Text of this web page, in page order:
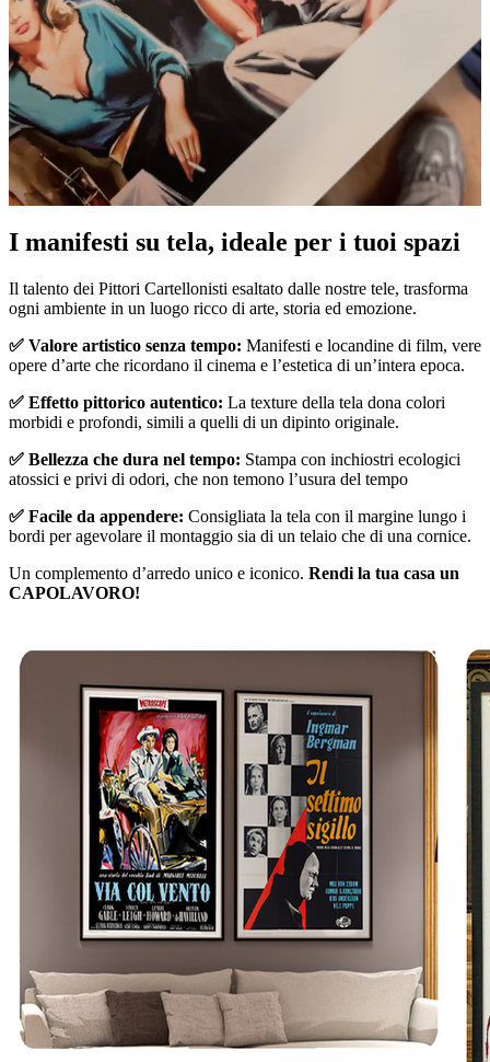
I manifesti su tela, ideale per i tuoi spazi
Il talento dei Pittori Cartellonisti esaltato dalle nostre tele, trasforma
ogni ambiente in un luogo ricco di arte, storia ed emozione.
✅ Valore artistico senza tempo: Manifesti e locandine di film, vere
opere d’arte che ricordano il cinema e l’estetica di un’intera epoca.
✅ Effetto pittorico autentico: La texture della tela dona colori
morbidi e profondi, simili a quelli di un dipinto originale.
✅ Bellezza che dura nel tempo: Stampa con inchiostri ecologici
atossici e privi di odori, che non temono l’usura del tempo
✅ Facile da appendere: Consigliata la tela con il margine lungo i
bordi per agevolare il montaggio sia di un telaio che di una cornice.
Un complemento d’arredo unico e iconico. Rendi la tua casa un
CAPOLAVORO!